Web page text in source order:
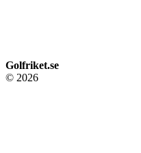
Golfriket.se
© 2026